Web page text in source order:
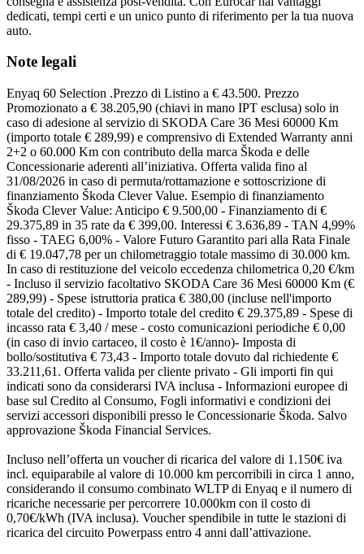
dedicati, tempi certi e un unico punto di riferimento per la tua nuova
auto.
Note legali
Enyaq 60 Selection .Prezzo di Listino a € 43.500. Prezzo
Promozionato a € 38.205,90 (chiavi in mano IPT esclusa) solo in
caso di adesione al servizio di SKODA Care 36 Mesi 60000 Km
(importo totale € 289,99) e comprensivo di Extended Warranty anni
2+2 o 60.000 Km con contributo della marca Škoda e delle
Concessionarie aderenti all’iniziativa. Offerta valida fino al
31/08/2026 in caso di permuta/rottamazione e sottoscrizione di
finanziamento Škoda Clever Value. Esempio di finanziamento
Škoda Clever Value: Anticipo € 9.500,00 - Finanziamento di €
29.375,89 in 35 rate da € 399,00. Interessi € 3.636,89 - TAN 4,99%
fisso - TAEG 6,00% - Valore Futuro Garantito pari alla Rata Finale
di € 19.047,78 per un chilometraggio totale massimo di 30.000 km.
In caso di restituzione del veicolo eccedenza chilometrica 0,20 €/km
- Incluso il servizio facoltativo SKODA Care 36 Mesi 60000 Km (€
289,99) - Spese istruttoria pratica € 380,00 (incluse nell'importo
totale del credito) - Importo totale del credito € 29.375,89 - Spese di
incasso rata € 3,40 / mese - costo comunicazioni periodiche € 0,00
(in caso di invio cartaceo, il costo è 1€/anno)- Imposta di
bollo/sostitutiva € 73,43 - Importo totale dovuto dal richiedente €
33.211,61. Offerta valida per cliente privato - Gli importi fin qui
indicati sono da considerarsi IVA inclusa - Informazioni europee di
base sul Credito al Consumo, Fogli informativi e condizioni dei
servizi accessori disponibili presso le Concessionarie Škoda. Salvo
approvazione Škoda Financial Services.
Incluso nell’offerta un voucher di ricarica del valore di 1.150€ iva
incl. equiparabile al valore di 10.000 km percorribili in circa 1 anno,
considerando il consumo combinato WLTP di Enyaq e il numero di
ricariche necessarie per percorrere 10.000km con il costo di
0,70€/kWh (IVA inclusa). Voucher spendibile in tutte le stazioni di
ricarica del circuito Powerpass entro 4 anni dall’attivazione.